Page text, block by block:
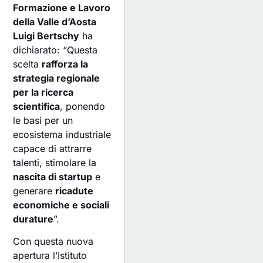
Formazione e Lavoro
della Valle d’Aosta
Luigi Bertschy ha
dichiarato: “Questa
scelta rafforza la
strategia regionale
per la ricerca
scientifica, ponendo
le basi per un
ecosistema industriale
capace di attrarre
talenti, stimolare la
nascita di startup e
generare ricadute
economiche e sociali
durature”.
Con questa nuova
apertura l’Istituto